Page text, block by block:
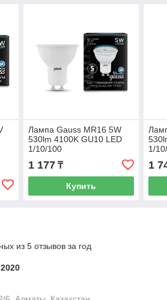
Лампа Gauss MR16 5W
530lm 4100K GU10 LED
1/10/100
1 177₸
Купить
1/
1
из 5 отзывов за год